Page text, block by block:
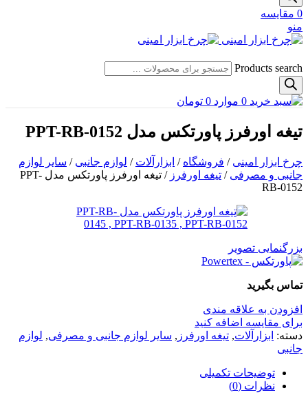
0 مقایسه
منو
Products search
0 موارد 0 تومان
تیغه اورفرز پاورتکس مدل PPT-RB-0152
چرخ ابزار امینی / فروشگاه / ابزارآلات / لوازم جانبی / سایر لوازم
جانبی و مصرفی / تیغه اورفرز /
تیغه اورفرز پاورتکس مدل PPT-
RB-0152
بزرگنمایی تصویر
تماس بگیرید
افزودن به علاقه مندی
برای مقایسه اضافه کنید
دسته: ابزارآلات, تیغه اورفرز , سایر لوازم جانبی و مصرفی, لوازم
جانبی
توضیحات تکمیلی
نظرات (0)